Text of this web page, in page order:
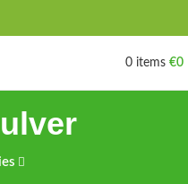
0 items €0